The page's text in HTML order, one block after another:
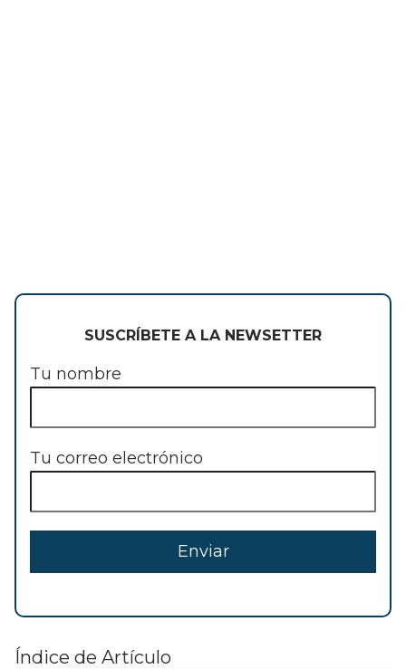
SUSCRÍBETE A LA NEWSETTER
Tu nombre
Tu correo electrónico
Índice de Artículo